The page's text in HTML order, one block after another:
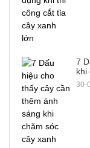
7
khi
30-